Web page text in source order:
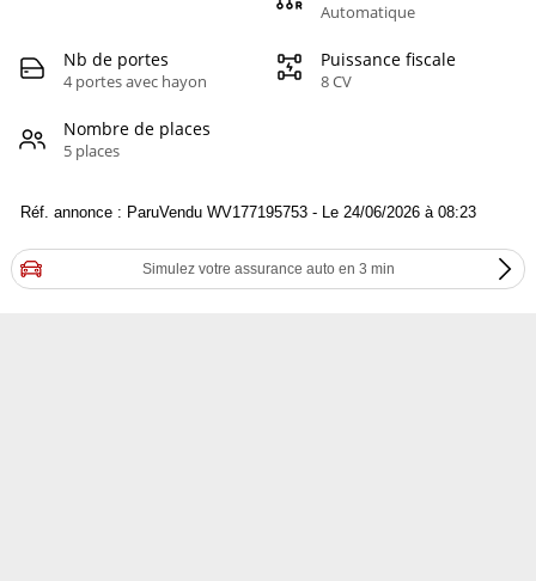
Automatique
Nb de portes
4 portes avec hayon
Puissance fiscale
8 CV
Nombre de places
5 places
Réf. annonce : ParuVendu WV177195753 - Le 24/06/2026 à 08:23
Simulez votre assurance auto en 3 min